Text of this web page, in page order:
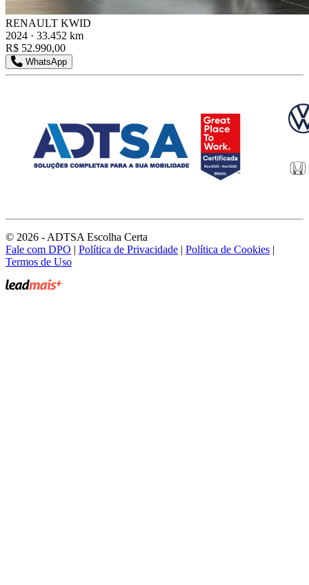
RENAULT KWID
2024 · 33.452 km
R$ 52.990,00
WhatsApp
© 2026 - ADTSA Escolha Certa
Fale com DPO | Política de Privacidade | Política de Cookies |
Termos de Uso